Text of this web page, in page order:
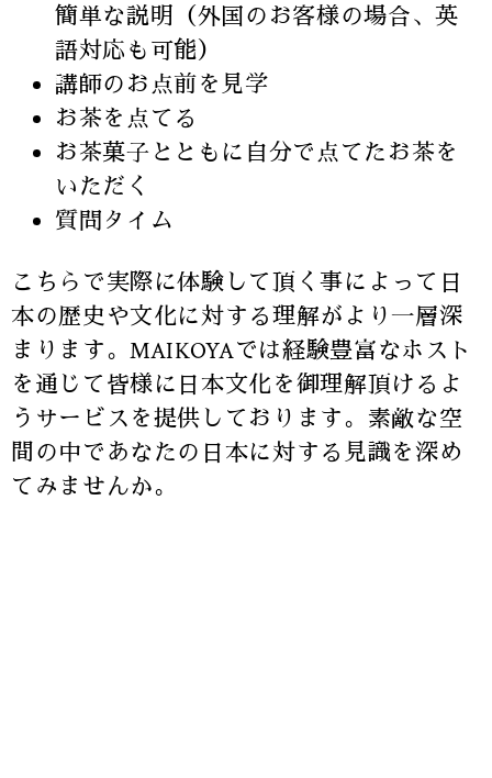
簡単な説明（外国のお客様の場合、英
語対応も可能）
講師のお点前を見学
お茶を点てる
お茶菓子とともに自分で点てたお茶を
いただく
質問タイム
こちらで実際に体験して頂く事によって日
本の歴史や文化に対する理解がより一層深
まります。MAIKOYAでは経験豊富なホスト
を通じて皆様に日本文化を御理解頂けるよ
うサービスを提供しております。素敵な空
間の中であなたの日本に対する見識を深め
てみませんか。